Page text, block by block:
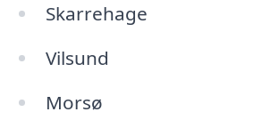
Skarrehage
Vilsund
Morsø